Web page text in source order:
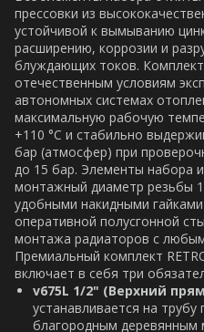
прессовки из
устойчивой к вымыванию
расширению, коррозии и
блуждающих токов.
отечественным условиям
автономных системах
максимальную рабочую
+110 °C и стабильно
бар (атмосфер) при
до 15 бар. Элементы набора
монтажный диаметр резьбы
удобными накидными
оперативной полусгонной
монтажа радиаторов с
Премиальный комплект
включает в себя три
v675L 1/2" (Верхний
устанавливается на
благородным деревянным